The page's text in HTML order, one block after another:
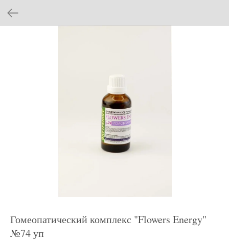
Гомеопатический комплекс "Flowers Energy"
№74 уп